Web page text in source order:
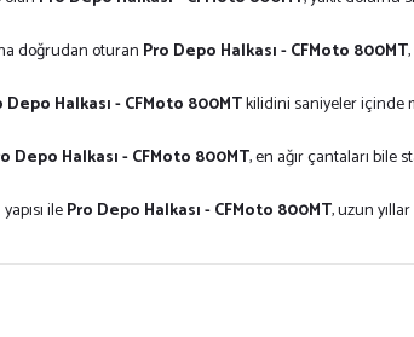
doğrudan oturan Pro Depo Halkası - CFMoto 800MT
Depo Halkası - CFMoto 800MTkilidini saniyeler içinde
Depo Halkası - CFMoto 800MT, en ağır çantaları bile
ilePro Depo Halkası - CFMoto 800MT, uzun